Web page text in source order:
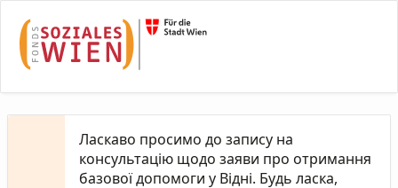
Ласкаво просимо до запису на
консультацію щодо заяви про отримання
базової допомоги у Відні. Будь ласка,